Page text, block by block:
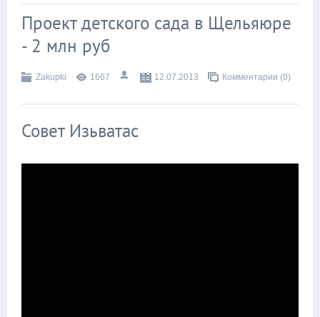
Проект детского сада в Щельяюре
- 2 млн руб
Zakupki 1667 12.07.2013 Комментарии (0)
Совет Изьватас